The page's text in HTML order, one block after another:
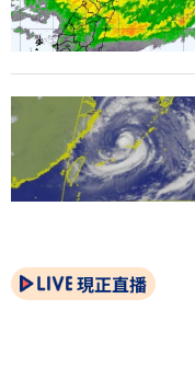
現正直播